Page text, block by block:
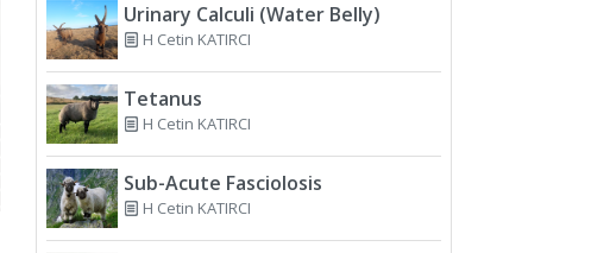
Urinary Calculi (Water Belly)
H Cetin KATIRCI
Tetanus
H Cetin KATIRCI
Sub-Acute Fasciolosis
H Cetin KATIRCI